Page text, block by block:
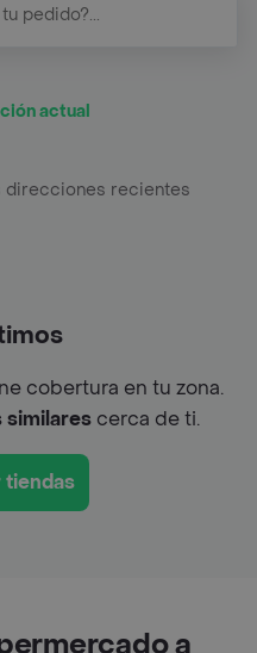
actual
direcciones recientes
cobertura en tu zona.
similarescerca de ti.
a